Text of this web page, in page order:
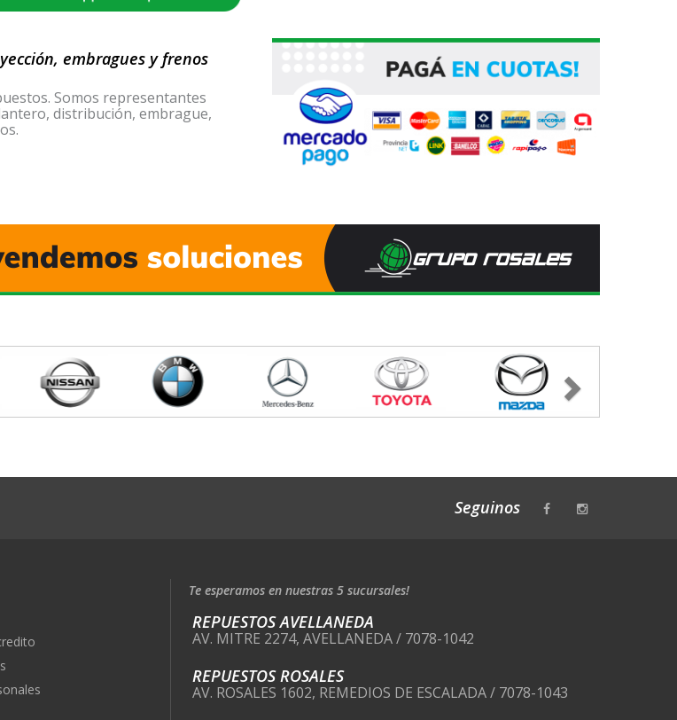
embragues y frenos
Somos representantes
distribución, embrague,
Next
Seguinos
Te esperamos en nuestras 5 sucursales!
REPUESTOS AVELLANEDA
AV. MITRE 2274, AVELLANEDA / 7078-1042
REPUESTOS ROSALES
AV. ROSALES 1602, REMEDIOS DE ESCALADA / 7078-1043